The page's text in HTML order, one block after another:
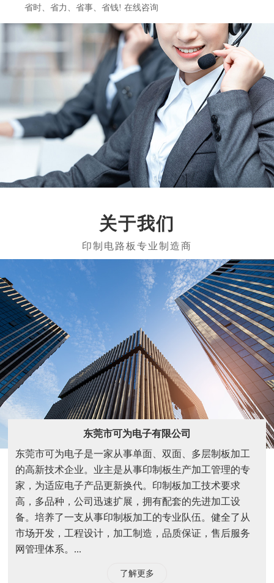
省时、省力、省事、省钱! 在线咨询
关于我们
东莞市可为电子有限公司
东莞市可为电子是一家从事单面、双面、多层制板加工
的高新技术企业。业主是从事印制板生产加工管理的专
家，为适应电子产品更新换代。印制板加工技术要求
高，多品种，公司迅速扩展，拥有配套的先进加工设
备。培养了一支从事印制板加工的专业队伍。健全了从
市场开发，工程设计，加工制造，品质保证，售后服务
网管理体系。...
了解更多